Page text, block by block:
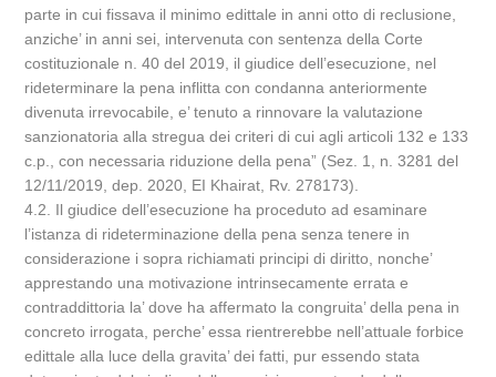
parte in cui fissava il minimo edittale in anni otto di reclusione,
anziche’ in anni sei, intervenuta con sentenza della Corte
costituzionale n. 40 del 2019, il giudice dell’esecuzione, nel
rideterminare la pena inflitta con condanna anteriormente
divenuta irrevocabile, e’ tenuto a rinnovare la valutazione
sanzionatoria alla stregua dei criteri di cui agli articoli 132 e 133
c.p., con necessaria riduzione della pena” (Sez. 1, n. 3281 del
12/11/2019, dep. 2020, EI Khairat, Rv. 278173).
4.2. Il giudice dell’esecuzione ha proceduto ad esaminare
l’istanza di rideterminazione della pena senza tenere in
considerazione i sopra richiamati principi di diritto, nonche’
apprestando una motivazione intrinsecamente errata e
contraddittoria la’ dove ha affermato la congruita’ della pena in
concreto irrogata, perche’ essa rientrerebbe nell’attuale forbice
edittale alla luce della gravita’ dei fatti, pur essendo stata